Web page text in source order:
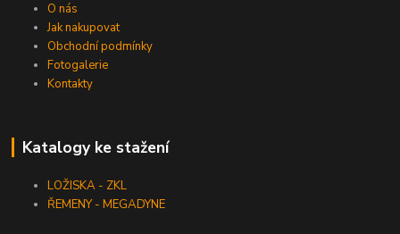
O nás
Jak nakupovat
Obchodní podmínky
Fotogalerie
Kontakty
Katalogy ke stažení
LOŽISKA - ZKL
ŘEMENY - MEGADYNE